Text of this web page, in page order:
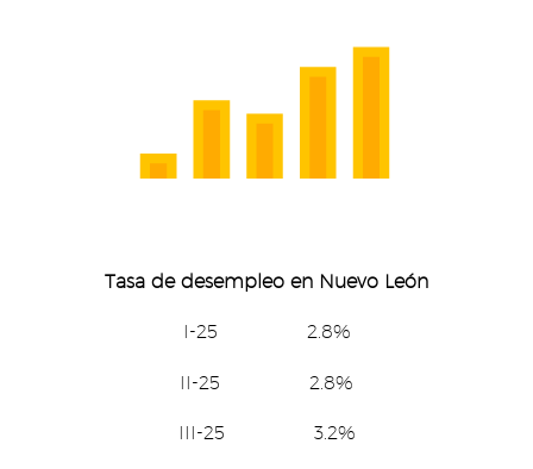
Tasa de desempleo en Nuevo León
I-25 2.8%
II-25 2.8%
III-25 3.2%